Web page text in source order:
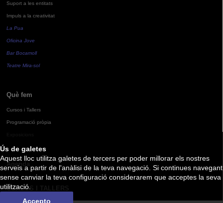
Ús de galetes
Aquest lloc utilitza galetes de tercers per poder millorar els nostres
serveis a partir de l'anàlisi de la teva navegació. Si continues navegant
sense canviar la teva configuració considerarem que acceptes la seva
utilització.
Accepto
Suport a les entitats
Impuls a la creativitat
La Pua
Oficina Jove
Bar Bocamoll
Teatre Mira-sol
Què fem
Cursos i Tallers
Programació pròpia
Agenda
CURSOS I TALLERS